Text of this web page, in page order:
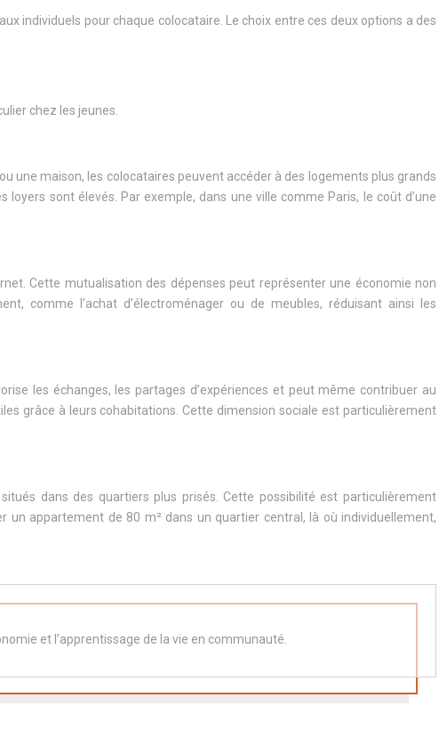
individuels pour chaque colocataire. Le choix entre ces deux options a des
chez les jeunes.
une maison, les colocataires peuvent accéder à des logements plus grands
sont élevés. Par exemple, dans une ville comme Paris, le coût d’une
Cette mutualisation des dépenses peut représenter une économie non
comme l’achat d’électroménager ou de meubles, réduisant ainsi les
les échanges, les partages d’expériences et peut même contribuer au
grâce à leurs cohabitations. Cette dimension sociale est particulièrement
dans des quartiers plus prisés. Cette possibilité est particulièrement
appartement de 80 m² dans un quartier central, là où individuellement,
et l’apprentissage de la vie en communauté.